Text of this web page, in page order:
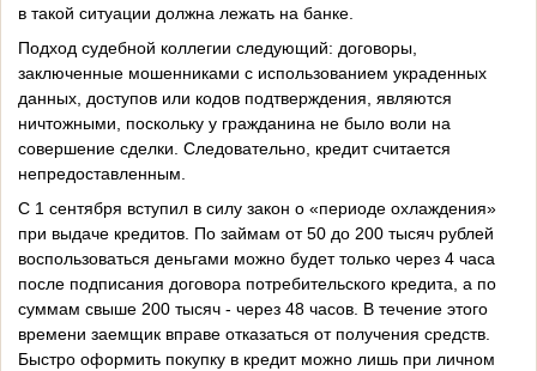
в такой ситуации должна лежать на банке.
Подход судебной коллегии следующий: договоры,
заключенные мошенниками с использованием украденных
данных, доступов или кодов подтверждения, являются
ничтожными, поскольку у гражданина не было воли на
совершение сделки. Следовательно, кредит считается
непредоставленным.
С 1 сентября вступил в силу закон о «периоде охлаждения»
при выдаче кредитов. По займам от 50 до 200 тысяч рублей
воспользоваться деньгами можно будет только через 4 часа
после подписания договора потребительского кредита, а по
суммам свыше 200 тысяч - через 48 часов. В течение этого
времени заемщик вправе отказаться от получения средств.
Быстро оформить покупку в кредит можно лишь при личном